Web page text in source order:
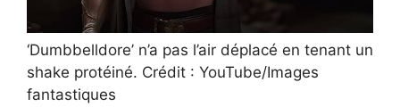
‘Dumbbelldore’ n’a pas l’air déplacé en tenant un
shake protéiné. Crédit : YouTube/Images
fantastiques